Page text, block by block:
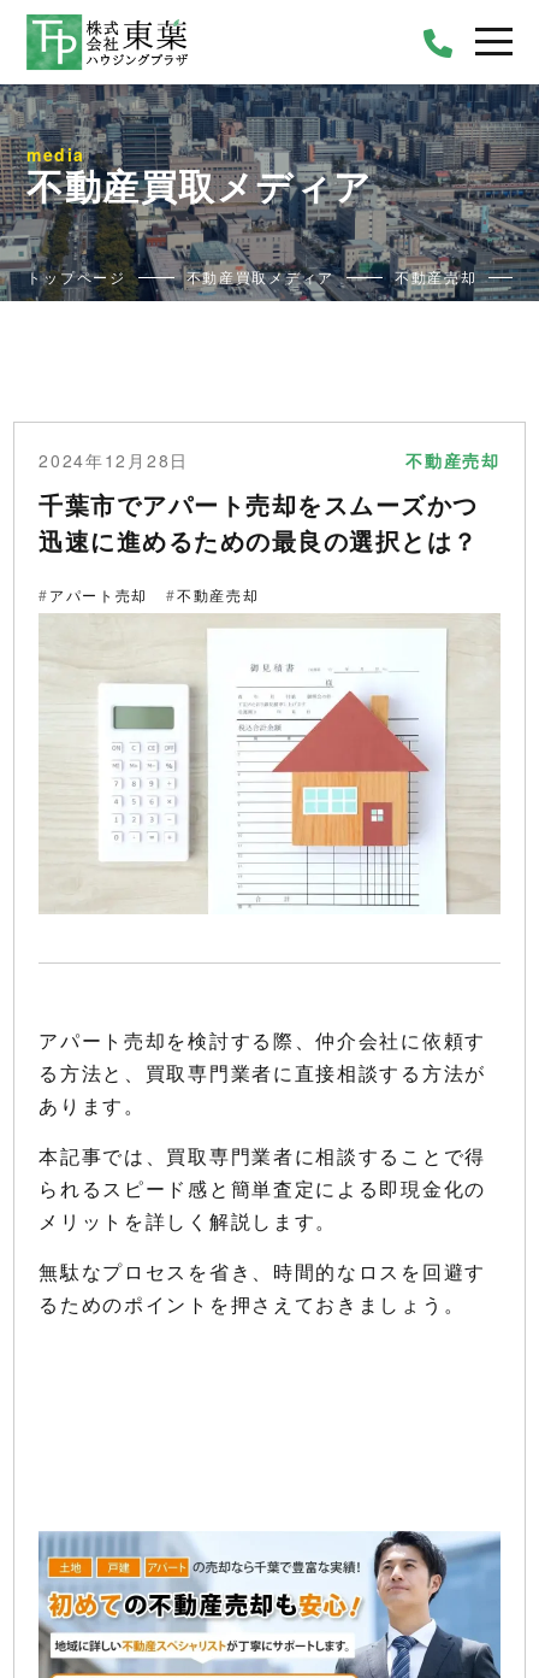
media
不動産買取メディア
トップページ 不動産買取メディア 不動産売却
2024年12月28日 不動産売却
千葉市でアパート売却をスムーズかつ
迅速に進めるための最良の選択とは？
アパート売却 不動産売却
アパート売却を検討する際、仲介会社に依頼す
る方法と、買取専門業者に直接相談する方法が
あります。
本記事では、買取専門業者に相談することで得
られるスピード感と簡単査定による即現金化の
メリットを詳しく解説します。
無駄なプロセスを省き、時間的なロスを回避す
るためのポイントを押さえておきましょう。